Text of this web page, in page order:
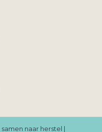
naar herstel |